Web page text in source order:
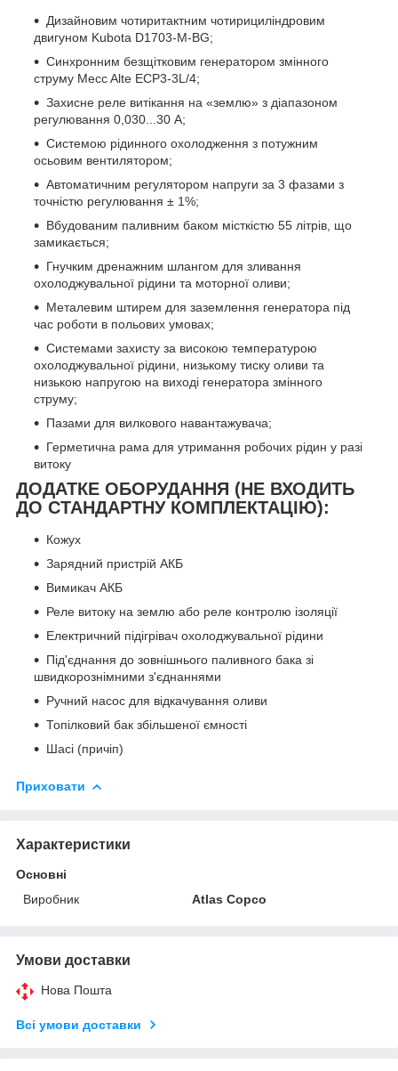
Дизайновим чотиритактним чотирициліндровим
двигуном Kubota D1703-M-BG;
Синхронним безщітковим генератором змінного
струму Mecc Alte ECP3-3L/4;
Захисне реле витікання на «землю» з діапазоном
регулювання 0,030...30 А;
Системою рідинного охолодження з потужним
осьовим вентилятором;
Автоматичним регулятором напруги за 3 фазами з
точністю регулювання ± 1%;
Вбудованим паливним баком місткістю 55 літрів, що
замикається;
Гнучким дренажним шлангом для зливання
охолоджувальної рідини та моторної оливи;
Металевим штирем для заземлення генератора під
час роботи в польових умовах;
Системами захисту за високою температурою
охолоджувальної рідини, низькому тиску оливи та
низькою напругою на виході генератора змінного
струму;
Пазами для вилкового навантажувача;
Герметична рама для утримання робочих рідин у разі
витоку
ДОДАТКЕ ОБОРУДАННЯ (НЕ ВХОДИТЬ
ДО СТАНДАРТНУ КОМПЛЕКТАЦІЮ):
Кожух
Зарядний пристрій АКБ
Вимикач АКБ
Реле витоку на землю або реле контролю ізоляції
Електричний підігрівач охолоджувальної рідини
Під'єднання до зовнішнього паливного бака зі
швидкорознімними з'єднаннями
Ручний насос для відкачування оливи
Топілковий бак збільшеної ємності
Шасі (причіп)
Приховати
Характеристики
Основні
Виробник
Atlas Copco
Умови доставки
Нова Пошта
Всі умови доставки